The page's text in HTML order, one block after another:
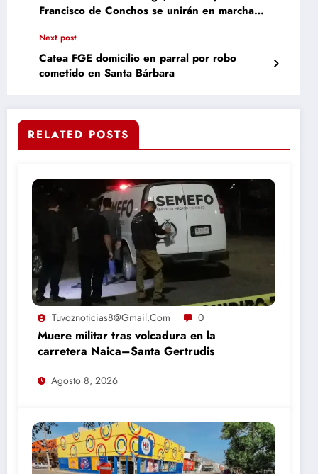
Francisco de Conchos se unirán en marcha
Nacionales
Next post
Catea FGE domicilio en parral por robo
cometido en Santa Bárbara
RELATED POSTS
Tuvoznoticias8@gmail.com 0
Muere militar tras volcadura en la
carretera Naica–Santa Gertrudis
Agosto 8, 2026